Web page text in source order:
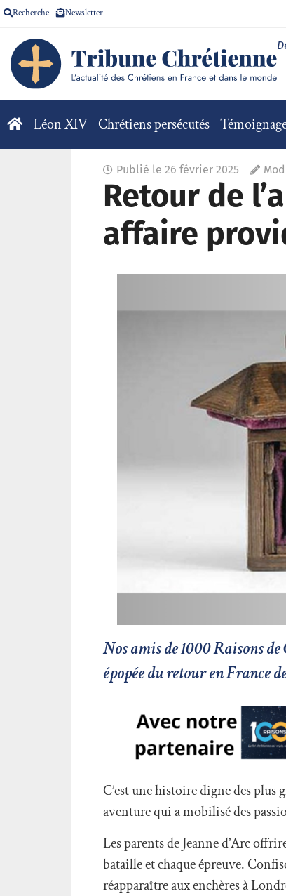
Recherche Newsletter
Léon XIV Chrétiens persécutés
Publié le 26 février 2025
Retour de
affaire
Nos amis de 1000 Raisons
épopée du retour en France
C’est une histoire digne des
aventure qui a mobilisé des
Les parents de Jeanne d’Arc
bataille et chaque épreuve.
réapparaître aux enchères à